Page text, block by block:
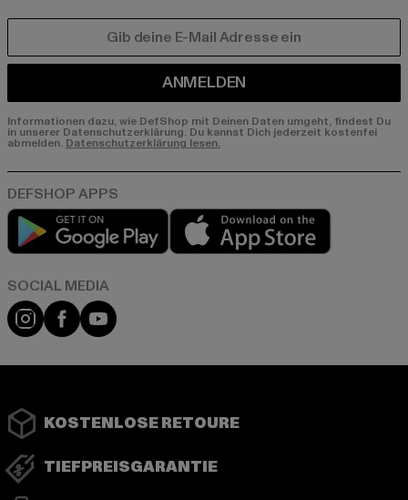
ANMELDEN
Informationen dazu, wie DefShop mit Deinen Daten umgeht, findest Du
in unserer Datenschutzerklärung. Du kannst Dich jederzeit kostenfei
abmelden. Datenschutzerklärung lesen.
Play market
Instagram
FacebookYouTube
KOSTENLOSE RETOURE
TIEFPREISGARANTIE